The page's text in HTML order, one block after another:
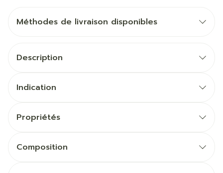
Méthodes de livraison disponibles
Description
Indication
Propriétés
Composition